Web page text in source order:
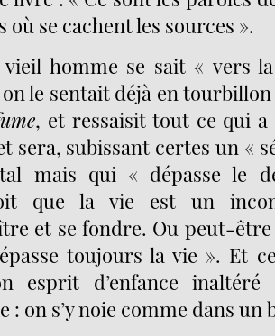
où se cachent les sources ».
homme se sait « vers
le sentait déjà en
, et ressaisit tout ce qui
sera, subissant certes un «
mais qui « dépasse le
que la vie est un
et se fondre. Ou peut-
toujours la vie ». Et
esprit d’enfance
: on s’y noie comme dans un